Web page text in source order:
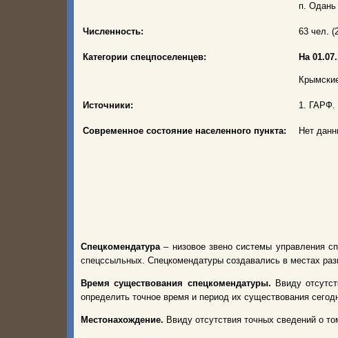
п. Одань
Численность: 63 чел.
Категории спецпоселенцев: На
Источники: 1. ГАРФ.
Современное состояние населенного пункта: Нет
Спецкомендатура– низовое звено системы управления
спецссыльных. Спецкомендатуры создавались в местах
Время существования спецкомендатуры. Ввиду
определить точное время и период их существования
Местонахождение. Ввиду отсутствия точных сведений о